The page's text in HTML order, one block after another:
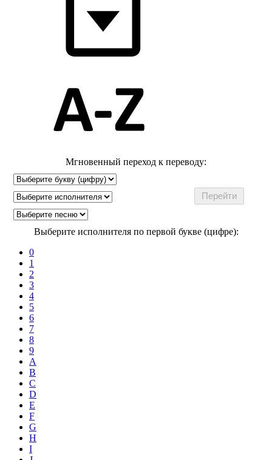
Мгновенный переход к переводу:
Выберите исполнителя по первой букве (цифре):
0
1
2
3
4
5
6
7
8
9
A
B
C
D
E
F
G
H
I